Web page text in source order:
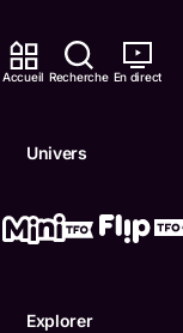
Accueil Recherche En direct
Univers
Explorer
Comment nous
ONFR
Conditions